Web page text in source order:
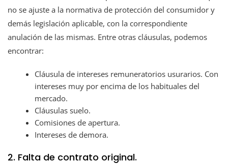
no se ajuste a la normativa de protección del consumidor y
demás legislación aplicable, con la correspondiente
anulación de las mismas. Entre otras cláusulas, podemos
encontrar:
Cláusula de intereses remuneratorios usurarios. Con
intereses muy por encima de los habituales del
mercado.
Cláusulas suelo.
Comisiones de apertura.
Intereses de demora.
2. Falta de contrato original.